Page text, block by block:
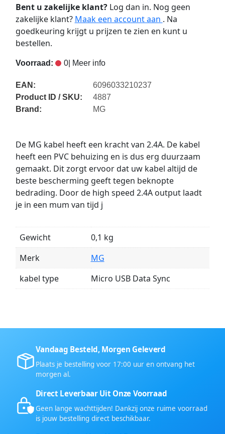
Bent u zakelijke klant?Log dan in. Nog geen
zakelijke klant? Maak een account aan . Na
goedkeuring krijgt u prijzen te zien en kunt u
bestellen.
Voorraad: 0| Meer info
EAN:
6096033210237
Product ID / SKU:
4887
Brand:
MG
De MG kabel heeft een kracht van 2.4A. De kabel
heeft een PVC behuizing en is dus erg duurzaam
gemaakt. Dit zorgt ervoor dat uw kabel altijd de
beste bescherming geeft tegen beknopte
bedrading. Door de high speed 2.4A output laadt
je in een mum van tijd j
Gewicht
0,1 kg
Merk
MG
kabel type
Micro USB Data Sync
Vandaag Besteld, Morgen Geleverd
Plaats je bestelling voor 17:00 uur en ontvang het
morgen al.
Direct Leverbaar Uit Onze Voorraad
Geen lange wachttijden! Dankzij onze ruime voorraad
is jouw bestelling direct beschikbaar.